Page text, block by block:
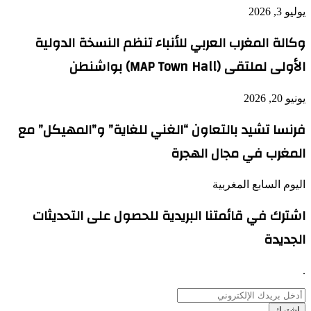
يوليو 3, 2026
وكالة المغرب العربي للأنباء تنظم النسخة الدولية
الأولى لملتقى (MAP Town Hall) بواشنطن
يونيو 20, 2026
فرنسا تشيد بالتعاون “الغني للغاية” و”المهيكل” مع
المغرب في مجال الهجرة
اليوم السابع المغربية
اشترك في قائمتنا البريدية للحصول على التحديثات
الجديدة
.
أدخل
بريدك